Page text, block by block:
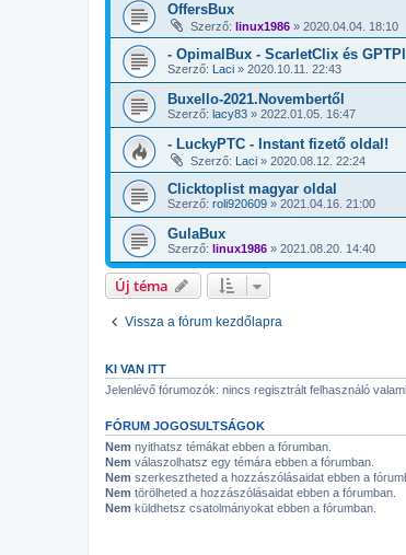
OffersBux
Szerző: linux1986 » 2020.04.04. 18:10
- OpimalBux - ScarletClix és
Szerző: Laci » 2020.10.11. 22:43
Buxello-2021.Novembertől
Szerző: lacy83 » 2022.01.05. 16:47
- LuckyPTC - Instant fizető oldal!
Szerző: Laci » 2020.08.12. 22:24
Clicktoplist magyar oldal
Szerző: roli920609 » 2021.04.16. 21:00
GulaBux
Szerző: linux1986 » 2021.08.20. 14:40
Új téma
Vissza a fórum kezdőlapra
KI VAN ITT
Jelenlévő fórumozók: nincs regisztrált felhasználó
FÓRUM JOGOSULTSÁGOK
Nem nyithatsz témákat ebben a fórumban.
Nem válaszolhatsz egy témára ebben a fórumban.
Nem szerkesztheted a hozzászólásaidat ebben a
Nem törölheted a hozzászólásaidat ebben a fórumban.
Nem küldhetsz csatolmányokat ebben a fórumban.